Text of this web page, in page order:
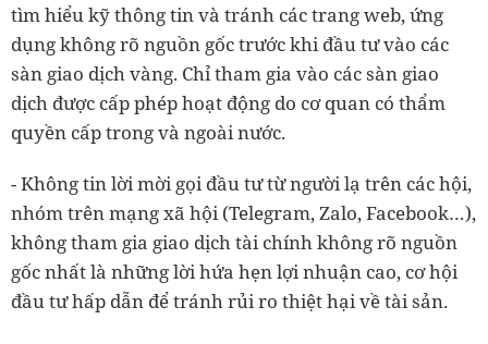
tìm hiểu kỹ thông tin và tránh các trang web, ứng
dụng không rõ nguồn gốc trước khi đầu tư vào các
sàn giao dịch vàng. Chỉ tham gia vào các sàn giao
dịch được cấp phép hoạt động do cơ quan có thẩm
quyền cấp trong và ngoài nước.
- Không tin lời mời gọi đầu tư từ người lạ trên các hội,
nhóm trên mạng xã hội (Telegram, Zalo, Facebook…),
không tham gia giao dịch tài chính không rõ nguồn
gốc nhất là những lời hứa hẹn lợi nhuận cao, cơ hội
đầu tư hấp dẫn để tránh rủi ro thiệt hại về tài sản.